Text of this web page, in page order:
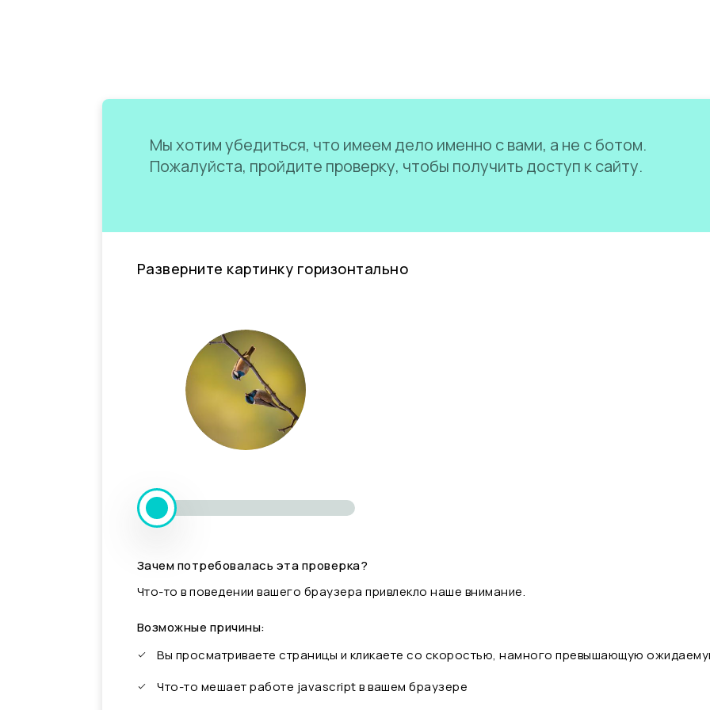
Мы хотим убедиться, что имеем дело именно с вами, а не с ботом.
Пожалуйста, пройдите проверку, чтобы получить доступ к сайту.
Разверните картинку горизонтально
Зачем потребовалась эта проверка?
Что-то в поведении вашего браузера привлекло наше внимание.
Возможные причины:
Вы просматриваете страницы и кликаете со скоростью, намного превышающую
Что-то мешает работе javascript в вашем браузере